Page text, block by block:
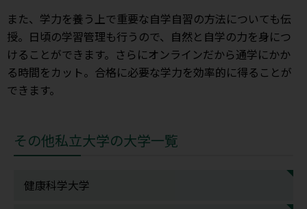
また、学力を養う上で重要な自学自習の方法についても伝
授。日頃の学習管理も行うので、自然と自学の力を身につ
けることができます。さらにオンラインだから通学にかか
る時間をカット。合格に必要な学力を効率的に得ることが
できます。
その他私立大学の大学一覧
健康科学大学